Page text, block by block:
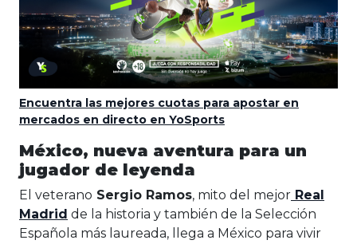
Encuentra las mejores cuotas para apostar en
mercados en directo en YoSports
México, nueva aventura para un
jugador de leyenda
El veterano Sergio Ramos, mito del mejor Real
Madrid de la historia y también de la Selección
Española más laureada, llega a México para vivir